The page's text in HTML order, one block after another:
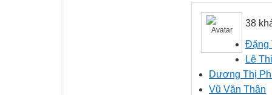
38
Đặng
Lê
Dương Thị
Vũ Văn Thân